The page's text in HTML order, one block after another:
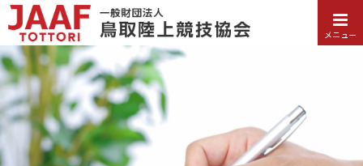
メニュー